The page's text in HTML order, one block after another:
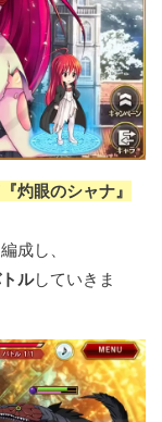
灼眼のシャナ』
成し、
ルしていきま